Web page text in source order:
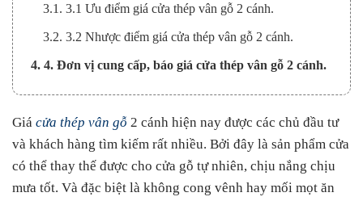
3.1. 3.1 Ưu điểm giá cửa thép vân gỗ 2 cánh.
3.2. 3.2 Nhược điểm giá cửa thép vân gỗ 2 cánh.
4. 4. Đơn vị cung cấp, báo giá cửa thép vân gỗ 2 cánh.
Giá cửa thép vân gỗ 2 cánh hiện nay được các chủ đầu tư
và khách hàng tìm kiếm rất nhiều. Bởi đây là sản phẩm cửa
có thể thay thế được cho cửa gỗ tự nhiên, chịu nắng chịu
mưa tốt. Và đặc biệt là không cong vênh hay mối mọt ăn